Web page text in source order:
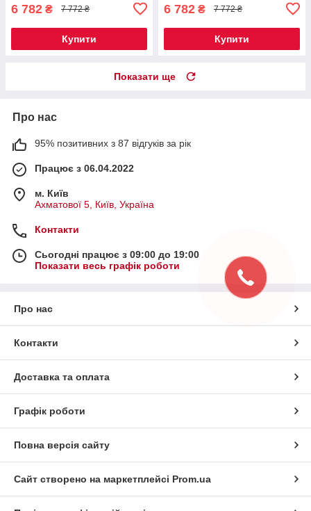
6 782 ₴ 7 772 ₴
Купити
6 782 ₴ 7 772 ₴
Купити
Показати ще
Про нас
95% позитивних з 87 відгуків за рік
Працює з 06.04.2022
м. Київ
Ахматової 5, Київ, Україна
Контакти
Сьогодні працює з 09:00 до 19:00
Показати весь графік роботи
Про нас
Контакти
Доставка та оплата
Графік роботи
Повна версія сайту
Сайт створено на маркетплейсі Prom.ua